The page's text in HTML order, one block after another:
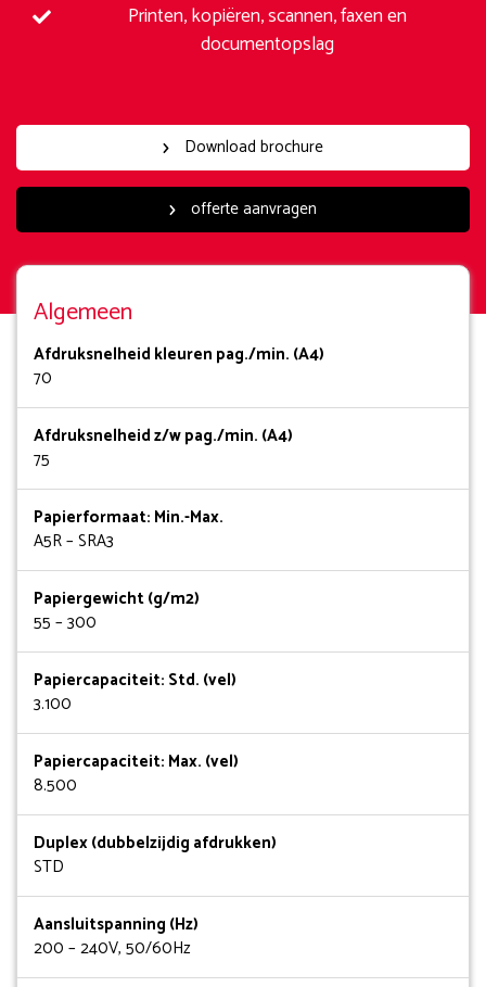
Printen, kopiëren, scannen, faxen en
documentopslag
Download brochure
offerte aanvragen
Algemeen
Afdruksnelheid kleuren pag./min. (A4)
70
Afdruksnelheid z/w pag./min. (A4)
75
Papierformaat: Min.-Max.
A5R – SRA3
Papiergewicht (g/m2)
55 – 300
Papiercapaciteit: Std. (vel)
3.100
Papiercapaciteit: Max. (vel)
8.500
Duplex (dubbelzijdig afdrukken)
STD
Aansluitspanning (Hz)
200 – 240V, 50/60Hz